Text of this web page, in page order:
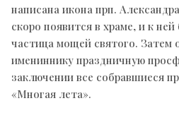
написана икона прп.
скоро появится в храме, и к
частица мощей святого. Затем
имениннику праздничную
заключении все собравшиеся
«Многая лета».